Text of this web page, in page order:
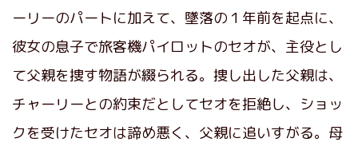
ーリーのパートに加えて、墜落の１年前を起点に、
彼女の息子で旅客機パイロットのセオが、主役とし
て父親を捜す物語が綴られる。捜し出した父親は、
チャーリーとの約束だとしてセオを拒絶し、ショッ
クを受けたセオは諦め悪く、父親に追いすがる。母